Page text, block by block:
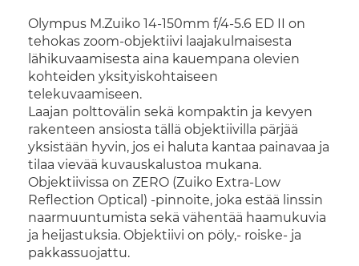
Olympus M.Zuiko 14-150mm f/4-5.6 ED II on
tehokas zoom-objektiivi laajakulmaisesta
lähikuvaamisesta aina kauempana olevien
kohteiden yksityiskohtaiseen
telekuvaamiseen.
Laajan polttovälin sekä kompaktin ja kevyen
rakenteen ansiosta tällä objektiivilla pärjää
yksistään hyvin, jos ei haluta kantaa painavaa ja
tilaa vievää kuvauskalustoa mukana.
Objektiivissa on ZERO (Zuiko Extra-Low
Reflection Optical) -pinnoite, joka estää linssin
naarmuuntumista sekä vähentää haamukuvia
ja heijastuksia. Objektiivi on pöly,- roiske- ja
pakkassuojattu.